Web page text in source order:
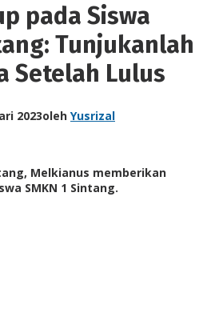
pada Siswa
Tunjukanlah
Setelah Lulus
2023oleh Yusrizal
Melkianus memberikan
SMKN 1 Sintang.